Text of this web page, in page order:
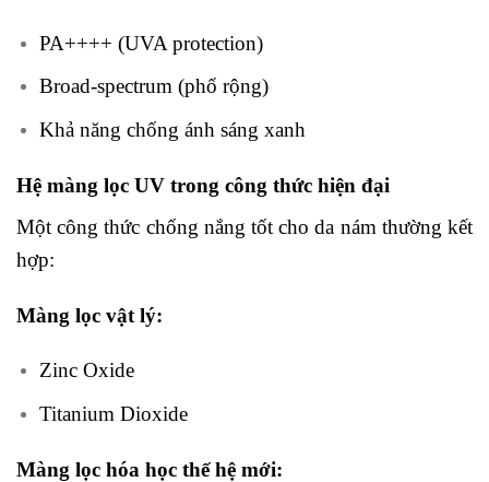
PA++++ (UVA protection)
Broad-spectrum (phổ rộng)
Khả năng chống ánh sáng xanh
Hệ màng lọc UV trong công thức hiện đại
Một công thức chống nắng tốt cho da nám thường kết
hợp:
Màng lọc vật lý:
Zinc Oxide
Titanium Dioxide
Màng lọc hóa học thế hệ mới: